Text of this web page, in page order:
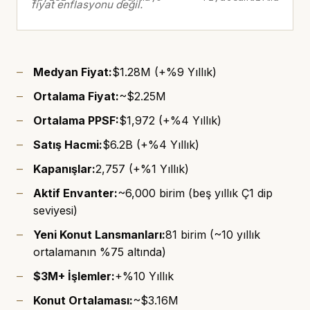
fiyat enflasyonu değil.
Medyan Fiyat:$1.28M (+%9 Yıllık)
Ortalama Fiyat:~$2.25M
Ortalama PPSF:$1,972 (+%4 Yıllık)
Satış Hacmi:$6.2B (+%4 Yıllık)
Kapanışlar:2,757 (+%1 Yıllık)
Aktif Envanter:~6,000 birim (beş yıllık Ç1 dip
seviyesi)
Yeni Konut Lansmanları:81 birim (~10 yıllık
ortalamanın %75 altında)
$3M+ İşlemler:+%10 Yıllık
Konut Ortalaması:~$3.16M